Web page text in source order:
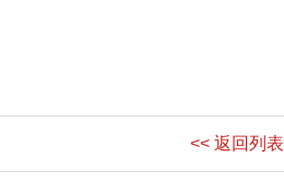
<< 返回列表